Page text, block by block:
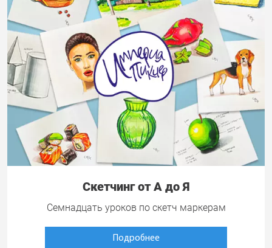
Скетчинг от А до Я
Семнадцать уроков по скетч маркерам
Подробнее